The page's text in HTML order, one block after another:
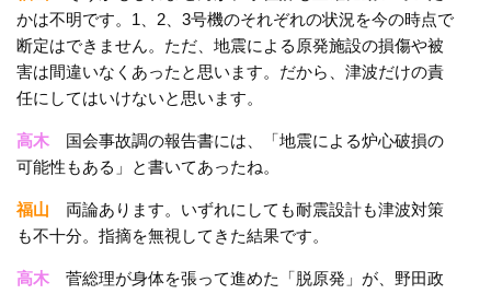
かは不明です。1、2、3号機のそれぞれの状況を今の時点で
断定はできません。ただ、地震による原発施設の損傷や被
害は間違いなくあったと思います。だから、津波だけの責
任にしてはいけないと思います。
高木 国会事故調の報告書には、「地震による炉心破損の
可能性もある」と書いてあったね。
福山 両論あります。いずれにしても耐震設計も津波対策
も不十分。指摘を無視してきた結果です。
高木 菅総理が身体を張って進めた「脱原発」が、野田政